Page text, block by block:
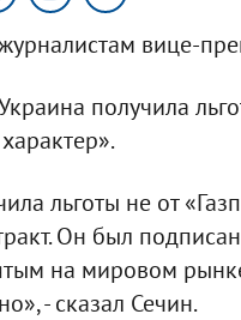
вице-
получила
льготы не от
Он был подписан
на мировом
- сказал Сечин.